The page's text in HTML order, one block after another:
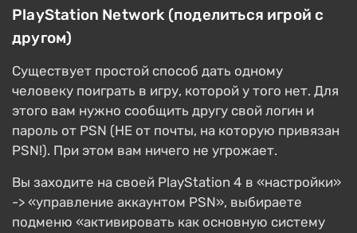
PlayStation Network (поделиться игрой с
другом)
Существует простой способ дать одному
человеку поиграть в игру, которой у того нет. Для
этого вам нужно сообщить другу свой логин и
пароль от PSN (НЕ от почты, на которую привязан
PSN!). При этом вам ничего не угрожает.
Вы заходите на своей PlayStation 4 в «настройки»
-> «управление аккаунтом PSN», выбираете
подменю «активировать как основную систему